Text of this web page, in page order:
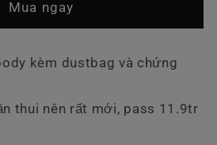
Mua ngay
kèm dustbag và chứng
thui nên rất mới, pass 11.9tr